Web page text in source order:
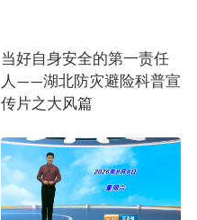
当好自身安全的第一责任
人——湖北防灾避险科普宣
传片之大风篇